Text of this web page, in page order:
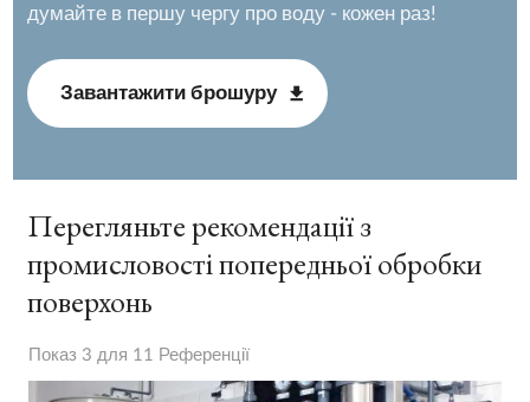
думайте в першу чергу про воду - кожен раз!
Завантажити брошуру
Перегляньте рекомендації з
промисловості попередньої обробки
поверхонь
Показ 3 для 11 Референції